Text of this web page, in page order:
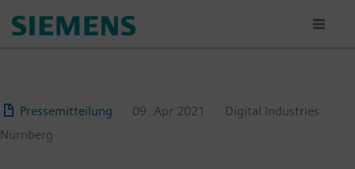
para
Pressemitteilung
09. Apr 2021
Digital Industries
Nürnberg